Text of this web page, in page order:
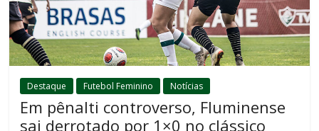
Destaque Futebol Feminino Notícias
Em pênalti controverso, Fluminense
sai derrotado por 1×0 no clássico